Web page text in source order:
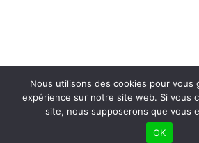
avec leComptoir Digital, le
Pays Basque.
Nous utilisons des cookies pour vous
expérience sur notre site web. Si vous
site, nous supposerons que vous
OK